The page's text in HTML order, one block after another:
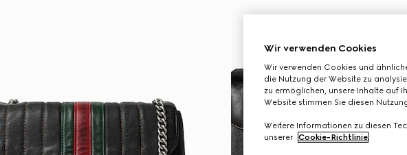
Wir verwenden Cookies
Wir verwenden Cookies und
die Nutzung der Website zu
zu ermöglichen, unsere Inhalte auf
Website stimmen Sie diesen
Weitere Informationen zu diesen
unserer Cookie-Richtlinie.